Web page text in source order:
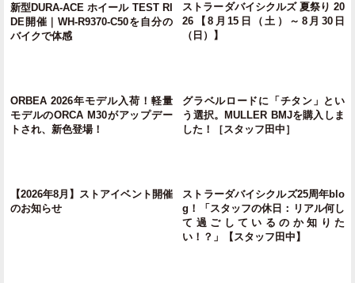
新型DURA-ACE ホイール TEST RI
DE開催｜WH-R9370-C50を自分の
バイクで体感
ストラーダバイシクルズ 夏祭り 20
26【8月15日（土）～8月30日
（日）】
ORBEA 2026年モデル入荷！軽量
モデルのORCA M30がアップデー
トされ、新色登場！
グラベルロードに「チタン」とい
う選択。MULLER BMJを購入しま
した！［スタッフ田中］
【2026年8月】ストアイベント開催
のお知らせ
ストラーダバイシクルズ25周年blo
g！「スタッフの休日：リアル何し
て過ごしているのか知りた
い！？」【スタッフ田中】